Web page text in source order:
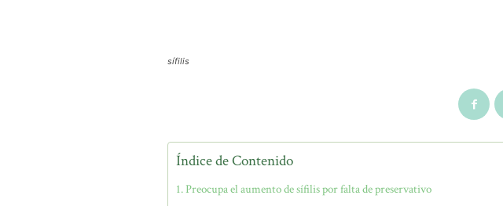
sífilis
Índice de Contenido
Preocupa el aumento de sífilis por falta de preservativo